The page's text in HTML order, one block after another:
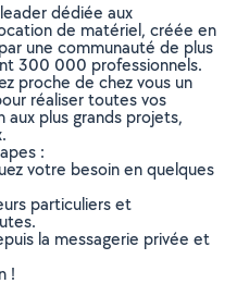
dédiée aux
de matériel, créée en
une communauté de plus
300 000 professionnels.
proche de chez vous un
réaliser toutes vos
plus grands projets,
:
votre besoin en quelques
particuliers et
la messagerie privée et
!